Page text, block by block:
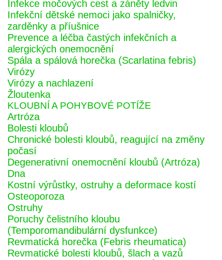
Infekce močových cest a záněty ledvin
Infekční dětské nemoci jako spalničky,
zarděnky a příušnice
Prevence a léčba častých infekčních a
alergických onemocnění
Spála a spálová horečka (Scarlatina febris)
Virózy
Virózy a nachlazení
Žloutenka
KLOUBNÍ A POHYBOVÉ POTÍŽE
Artróza
Bolesti kloubů
Chronické bolesti kloubů, reagující na změny
počasí
Degenerativní onemocnění kloubů (Artróza)
Dna
Kostní výrůstky, ostruhy a deformace kostí
Osteoporoza
Ostruhy
Poruchy čelistního kloubu
(Temporomandibulární dysfunkce)
Revmatická horečka (Febris rheumatica)
Revmatické bolesti kloubů, šlach a vazů